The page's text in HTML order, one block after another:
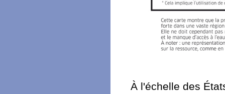
À l'échelle des